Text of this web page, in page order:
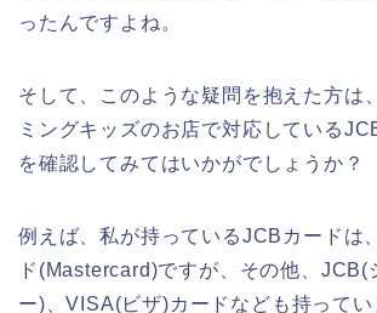
ったんですよね。
そして、このような疑問を抱えた方は
ミングキッズのお店で対応している
を確認してみてはいかがでしょうか？
例えば、私が持っているJCBカードは
ド(Mastercard)ですが、その他、JCB(
ー)、VISA(ビザ)カードなども持ってい